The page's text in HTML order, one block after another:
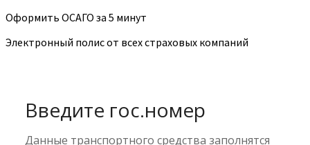
Оформить ОСАГО за 5 минут
Электронный полис от всех страховых компаний